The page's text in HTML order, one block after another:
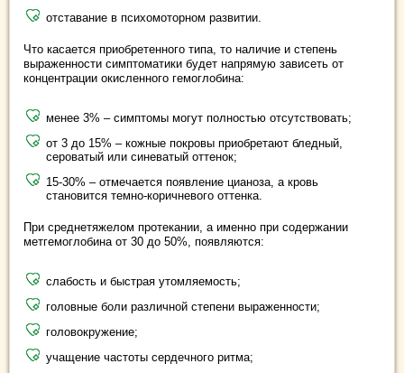
отставание в психомоторном развитии.
Что касается приобретенного типа, то наличие и степень
выраженности симптоматики будет напрямую зависеть от
концентрации окисленного гемоглобина:
менее 3% – симптомы могут полностью отсутствовать;
от 3 до 15% – кожные покровы приобретают бледный,
сероватый или синеватый оттенок;
15-30% – отмечается появление цианоза, а кровь
становится темно-коричневого оттенка.
При среднетяжелом протекании, а именно при содержании
метгемоглобина от 30 до 50%, появляются:
слабость и быстрая утомляемость;
головные боли различной степени выраженности;
головокружение;
учащение частоты сердечного ритма;